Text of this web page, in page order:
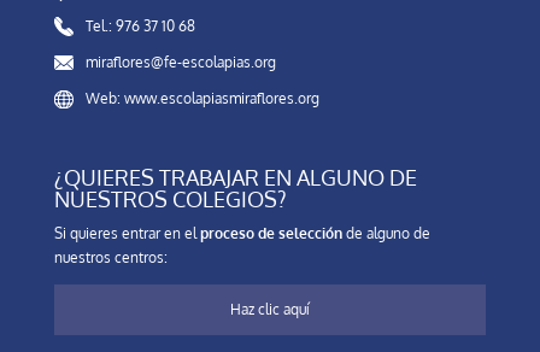
Tel.: 976 37 10 68
miraflores@fe-escolapias.org
Web: www.escolapiasmiraflores.org
¿QUIERES TRABAJAR EN ALGUNO DE
NUESTROS COLEGIOS?
Si quieres entrar en el proceso de selecciónde alguno de
nuestros centros:
Haz clic aquí